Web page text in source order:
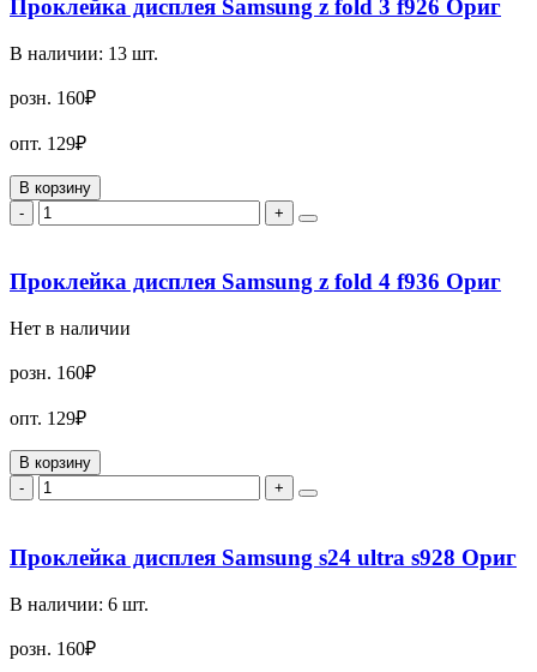
Проклейка дисплея Samsung z fold 3 f926 Ориг
В наличии: 13 шт.
розн. 160₽
опт. 129₽
В корзину
-
+
Проклейка дисплея Samsung z fold 4 f936 Ориг
Нет в наличии
розн. 160₽
опт. 129₽
В корзину
-
+
Проклейка дисплея Samsung s24 ultra s928 Ориг
В наличии: 6 шт.
розн. 160₽